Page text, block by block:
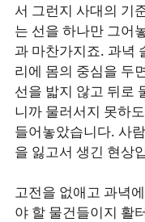
서 그런지 사대의 기
는 선을 하나만 그어
과 마찬가지죠. 과녁
리에 몸의 중심을 두
선을 밟지 않고 뒤로
니까 물러서지 못하
들어놓았습니다. 사
을 잃고서 생긴 현상
고전을 없애고 과녁
야 할 물건들이지 활